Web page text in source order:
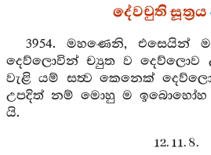
දේවචුති සූත්‍රය
3954. මහණෙනි, එසෙයින්
දෙව්ලොවින් ච්‍යුත ව දෙව්ලොව
වැළි යම් සත්‍ව කෙනෙක්
උපදිත් නම් මොහු ම ඉබොහෝහ
යි.
12. 11. 8.